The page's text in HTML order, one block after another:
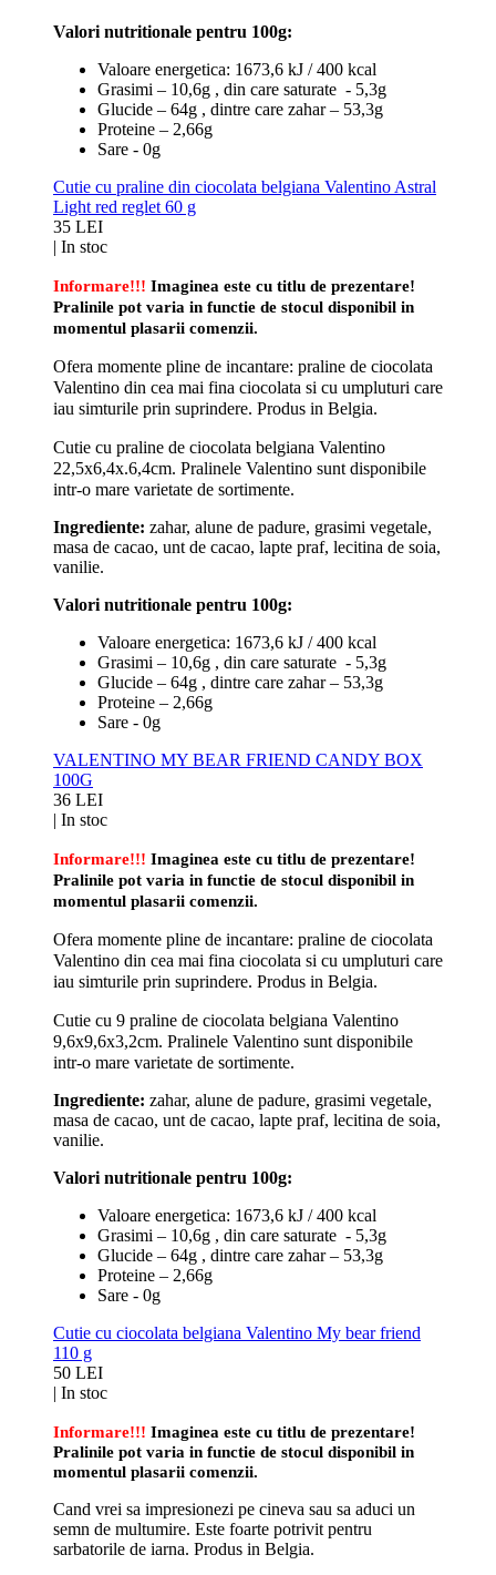
Valori nutritionale pentru 100g:
Valoare energetica: 1673,6 kJ / 400 kcal
Grasimi – 10,6g , din care saturate - 5,3g
Glucide – 64g , dintre care zahar – 53,3g
Proteine – 2,66g
Sare - 0g
Cutie cu praline din ciocolata belgiana Valentino Astral
Light red reglet 60 g
35 LEI
| In stoc
Informare!!! Imaginea este cu titlu de prezentare!
Pralinile pot varia in functie de stocul disponibil in
momentul plasarii comenzii.
Ofera momente pline de incantare: praline de ciocolata
Valentino din cea mai fina ciocolata si cu umpluturi care
iau simturile prin suprindere. Produs in Belgia.
Cutie cu praline de ciocolata belgiana Valentino
22,5x6,4x.6,4cm. Pralinele Valentino sunt disponibile
intr-o mare varietate de sortimente.
Ingrediente: zahar, alune de padure, grasimi vegetale,
masa de cacao, unt de cacao, lapte praf, lecitina de soia,
vanilie.
Valori nutritionale pentru 100g:
Valoare energetica: 1673,6 kJ / 400 kcal
Grasimi – 10,6g , din care saturate - 5,3g
Glucide – 64g , dintre care zahar – 53,3g
Proteine – 2,66g
Sare - 0g
VALENTINO MY BEAR FRIEND CANDY BOX
100G
36 LEI
| In stoc
Informare!!! Imaginea este cu titlu de prezentare!
Pralinile pot varia in functie de stocul disponibil in
momentul plasarii comenzii.
Ofera momente pline de incantare: praline de ciocolata
Valentino din cea mai fina ciocolata si cu umpluturi care
iau simturile prin suprindere. Produs in Belgia.
Cutie cu 9 praline de ciocolata belgiana Valentino
9,6x9,6x3,2cm. Pralinele Valentino sunt disponibile
intr-o mare varietate de sortimente.
Ingrediente: zahar, alune de padure, grasimi vegetale,
masa de cacao, unt de cacao, lapte praf, lecitina de soia,
vanilie.
Valori nutritionale pentru 100g:
Valoare energetica: 1673,6 kJ / 400 kcal
Grasimi – 10,6g , din care saturate - 5,3g
Glucide – 64g , dintre care zahar – 53,3g
Proteine – 2,66g
Sare - 0g
Cutie cu ciocolata belgiana Valentino My bear friend
110 g
50 LEI
| In stoc
Informare!!! Imaginea este cu titlu de prezentare!
Pralinile pot varia in functie de stocul disponibil in
momentul plasarii comenzii.
Cand vrei sa impresionezi pe cineva sau sa aduci un
semn de multumire. Este foarte potrivit pentru
sarbatorile de iarna. Produs in Belgia.